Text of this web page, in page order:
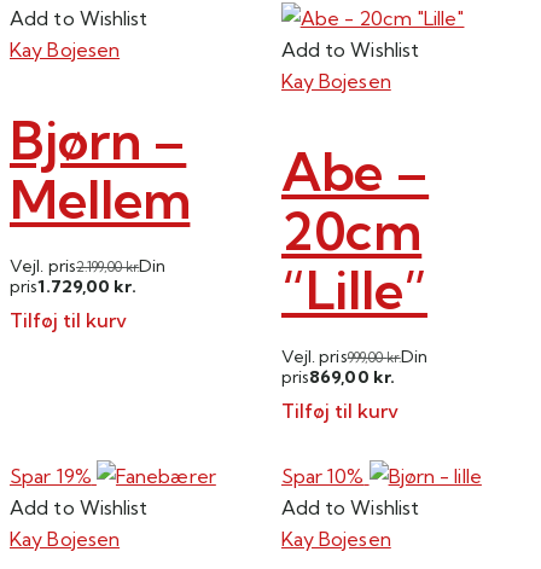
Add to Wishlist
Kay Bojesen
Bjørn –
Mellem
Vejl. pris2.199,00kr.Din
pris1.729,00 kr.
Tilføj til kurv
Add to Wishlist
Kay Bojesen
Abe –
20cm
“Lille”
Vejl. pris999,00kr.Din
pris869,00 kr.
Tilføj til kurv
Spar 19%
Add to Wishlist
Kay Bojesen
Spar 10%
Add to Wishlist
Kay Bojesen